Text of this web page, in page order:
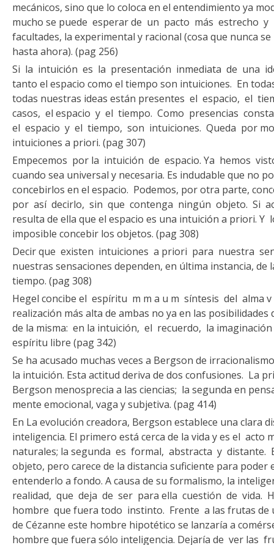
mecánicos, sino que lo coloca en el entendimiento ya
mucho se pue­de esperar de un pacto más estrecho
facultades, la experimental y racional (cosa que nunca
hasta ahora). (pag 256)
Si la intuición es la presentación inmediata de una
tanto el espacio como el tiempo son intuicio­nes. En
todas nuestras ideas están presentes el espacio, el
casos, el espacio y el tiempo. Como presencias
el espacio y el tiempo, son intuiciones. Queda por
intuiciones a priori. (pag 307)
Empecemos por la intuición de espacio. Ya hemos
cuando sea universal y necesaria. Es indu­dable que no
concebirlos en el es­pacio. Podemos, por otra parte,
por así decirlo, sin que contenga ningún objeto. Si
resulta de ella que el espacio es una intuición a priori.
imposible concebir los objetos. (pag 308)
Decir que existen intuiciones a priori para nuestra
nuestras sensaciones dependen, en últi­ma instancia, de
tiempo. (pag 308)
Hegel concibe el espíritu m m a u m síntesis del alma
realización más alta de ambas no ya en las
de la misma: en la in­tuición, el recuerdo, la
espíritu libre (pag 342)
Se ha acusado muchas veces a Bergson de
la intuición. Esta actitud deriva de dos confusiones. La
Bergson menospre­cia a las ciencias; la segunda en
mente emocional, vaga y subjetiva. (pag 414)
En La evolución creadora, Bergson establece una clara
inteligencia. El primero está cerca de la vida y es el acto
naturales; la se­gunda es formal, abstracta y distante.
objeto, pero carece de la distancia suficiente para poder
entenderlo a fondo. A causa de su formalismo, la
realidad, que deja de ser para ella cuestión de vida.
hombre que fuera todo instinto. Frente a las frutas de
de Cézanne este hombre hipotético se lanzaría a
hombre que fuera sólo inteligencia. Dejaría de ver las